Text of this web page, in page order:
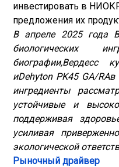
инвестировать в
предложения их
В апреле 2025 года
биологических
биографии,Вердесс
иDehyton PK45 GA/RAв
ингредиенты
устойчивые и
поддерживая
усиливая
экологической
Рыночный драйвер